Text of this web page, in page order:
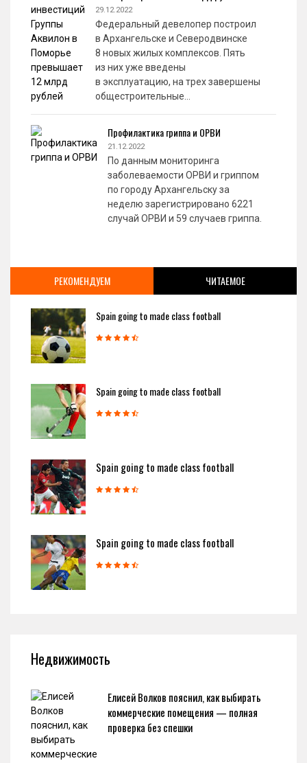
29.12.2022
Федеральный девелопер построил
в Архангельске и Северодвинске
8 новых жилых комплексов. Пять
из них уже введены
в эксплуатацию, на трех завершены
общестроительные…
Профилактика гриппа и ОРВИ
21.12.2022
По данным мониторинга
заболеваемости ОРВИ и гриппом
по городу Архангельску за
неделю зарегистрировано 6221
случай ОРВИ и 59 случаев гриппа.
РЕКОМЕНДУЕМ ЧИТАЕМОЕ
Spain going to made class football
Spain going to made class football
Spain going to made class football
Spain going to made class football
Недвижимость
Елисей Волков пояснил, как выбирать
коммерческие помещения — полная
проверка без спешки